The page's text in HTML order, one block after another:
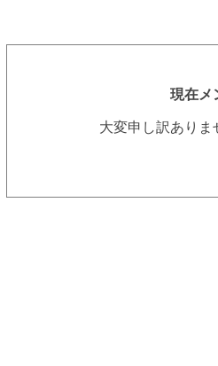
現在メ
大変申し訳あり